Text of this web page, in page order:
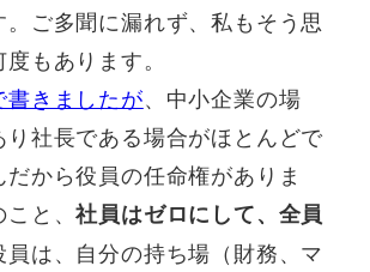
。ご多聞に漏れず、私もそう思
もあります。
書きましたが、中小企業の場
社長である場合がほとんどで
から役員の任命権がありま
こと、社員はゼロにして、全員
員は、自分の持ち場（財務、マ